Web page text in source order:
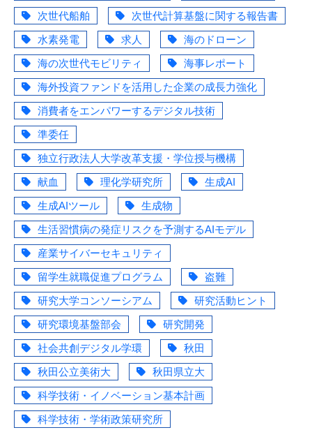
次世代船舶
次世代計算基盤に関する報告書
水素発電
求人
海のドローン
海の次世代モビリティ
海事レポート
海外投資ファンドを活用した企業の成長力強化
消費者をエンパワーするデジタル技術
準委任
独立行政法人大学改革支援・学位授与機構
献血
理化学研究所
生成AI
生成AIツール
生成物
生活習慣病の発症リスクを予測するAIモデル
産業サイバーセキュリティ
留学生就職促進プログラム
盗難
研究大学コンソーシアム
研究活動ヒント
研究環境基盤部会
研究開発
社会共創デジタル学環
秋田
秋田公立美術大
秋田県立大
科学技術・イノベーション基本計画
科学技術・学術政策研究所